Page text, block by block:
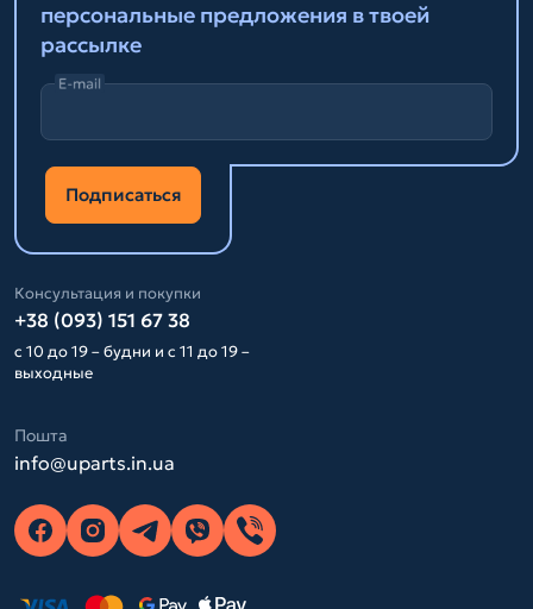
персональные предложения в твоей
рассылке
E-mail
Подписаться
Консультация и покупки
+38 (093) 151 67 38
с 10 до 19 – будни и с 11 до 19 –
выходные
Пошта
info@uparts.in.ua